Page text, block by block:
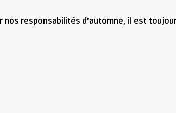
nos responsabilités d’automne, il est